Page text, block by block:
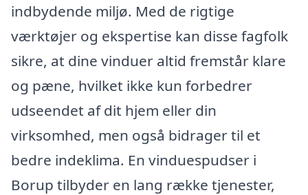
indbydende miljø. Med de rigtige
værktøjer og ekspertise kan disse fagfolk
sikre, at dine vinduer altid fremstår klare
og pæne, hvilket ikke kun forbedrer
udseendet af dit hjem eller din
virksomhed, men også bidrager til et
bedre indeklima. En vinduespudser i
Borup tilbyder en lang række tjenester,